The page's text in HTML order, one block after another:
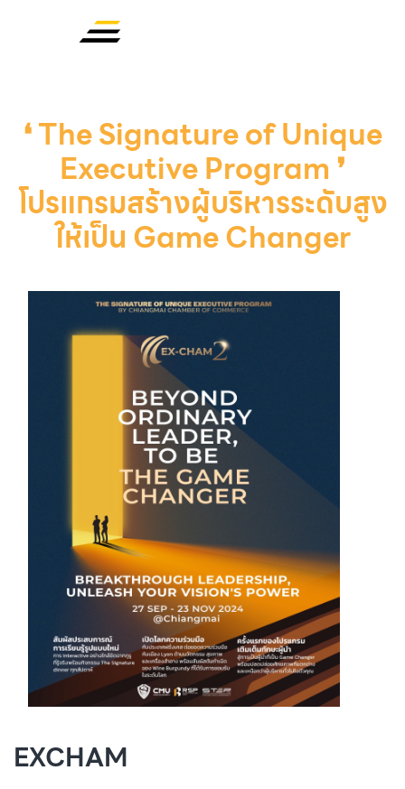
❛ The Signature of Unique
Executive Program ❜
โปรแกรมสร้างผู้บริหารระดับสูง
ให้เป็น Game Changer
EXCHAM